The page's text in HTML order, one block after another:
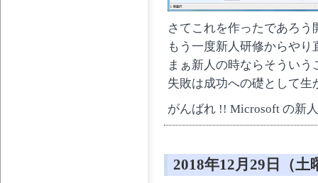
さてこれを作ったであろう
もう一度新人研修からやり
まぁ新人の時ならそういう
失敗は成功への礎として
がんばれ !! Microsoft の新
2018年12月29日（土